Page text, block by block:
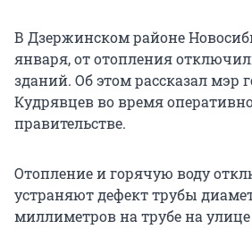
В Дзержинском районе
января, от отопления
зданий. Об этом рассказал мэр
Кудрявцев во время
правительстве.
Отопление и горячую воду
устраняют дефект трубы
миллиметров на трубе на улице